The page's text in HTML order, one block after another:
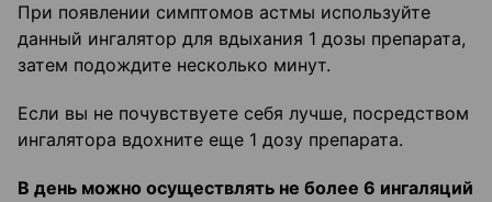
При появлении симптомов астмы используйте
данный ингалятор для вдыхания 1 дозы препарата,
затем подождите несколько минут.
Если вы не почувствуете себя лучше, посредством
ингалятора вдохните еще 1 дозу препарата.
В день можно осуществлять не более 6 ингаляций